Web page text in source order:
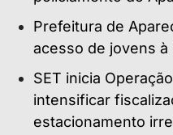
Prefeitura de
acesso de jovens à
SET inicia
intensificar
estacionamento